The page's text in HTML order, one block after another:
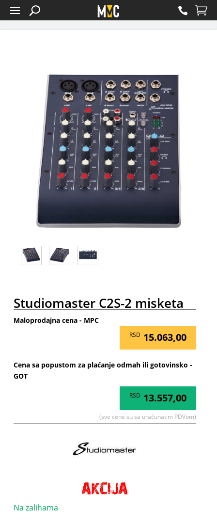
Studiomaster C2S-2 misketa
Maloprodajna cena - MPC
RSD 15.063,00
Cena sa popustom za plaćanje odmah ili gotovinsko -
GOT
RSD 13.557,00
(sve cene su sa uračunatim PDVom)
Na zalihama